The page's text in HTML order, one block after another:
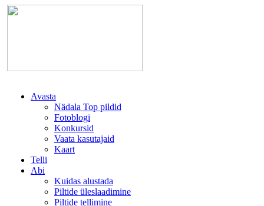
Avasta
Nädala Top pildid
Fotoblogi
Konkursid
Vaata kasutajaid
Kaart
Telli
Abi
Kuidas alustada
Piltide üleslaadimine
Piltide tellimine